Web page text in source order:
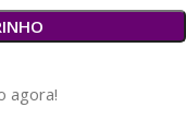
agora!